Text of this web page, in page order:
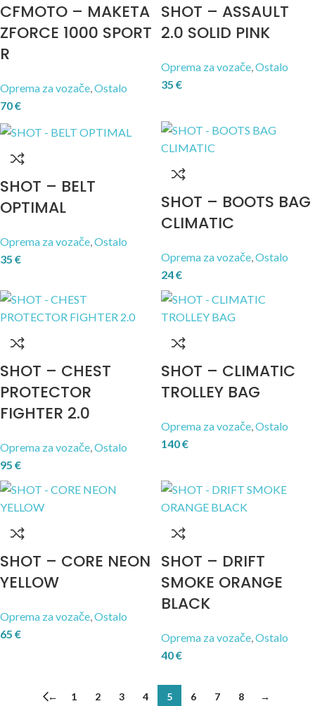
CFMOTO – MAKETA
ZFORCE 1000 SPORT
R
Oprema za vozače,Ostalo
70€
SHOT – ASSAULT
2.0 SOLID PINK
Oprema za vozače,Ostalo
35 €
SHOT – BELT
OPTIMAL
Oprema za vozače,Ostalo
35 €
SHOT – BOOTS BAG
CLIMATIC
Oprema za vozače,Ostalo
24€
SHOT – CHEST
PROTECTOR
FIGHTER 2.0
Oprema za vozače,Ostalo
95 €
SHOT – CLIMATIC
TROLLEY BAG
Oprema za vozače,Ostalo
140€
SHOT – CORE NEON
YELLOW
Oprema za vozače,Ostalo
65 €
SHOT – DRIFT
SMOKE ORANGE
BLACK
Oprema za vozače,Ostalo
40€
← 1 2 3 4 5 6 7 8 →